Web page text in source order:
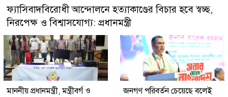
ফ্যাসিবাদবিরোধী আন্দোলনে হত্যাকাণ্ডের বিচার হবে স্বচ্ছ,
নিরপেক্ষ ও বিশ্বাসযোগ্য: প্রধানমন্ত্রী
মাননীয় প্রধানমন্ত্রী, মন্ত্রীবর্গ ও
জনগণ পরিবর্তন চেয়েছে বলেই